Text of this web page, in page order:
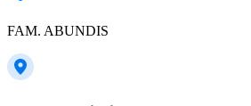
FAM. ABUNDIS